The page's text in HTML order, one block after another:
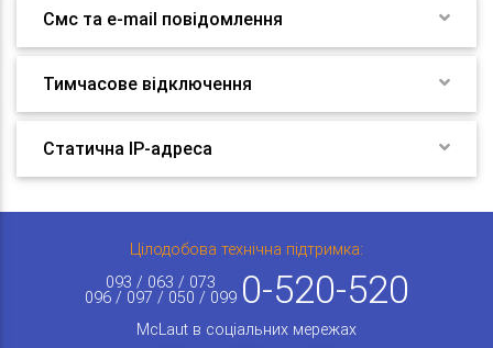
Смс та e-mail повідомлення
Тимчасове відключення
Статична IP-адреса
Цілодобова технічна підтримка:
093 / 063 / 073
096 / 097 / 050 / 099 0-520-520
McLaut в соціальних мережах